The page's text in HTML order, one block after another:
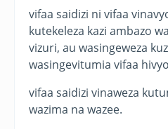
vifaa saidizi ni vifaa
kutekeleza kazi ambazo
vizuri, au wasingeweza
wasingevitumia vifaa hivyo
vifaa saidizi vinaweza
wazima na wazee.